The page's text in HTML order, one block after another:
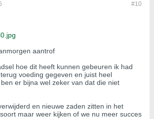
#10
aantrof
hoe dit heeft kunnen gebeuren ik had
voeding gegeven en juist heel
er bijna wel zeker van dat die niet
en nieuwe zaden zitten in het
maar weer kijken of we nu meer succes